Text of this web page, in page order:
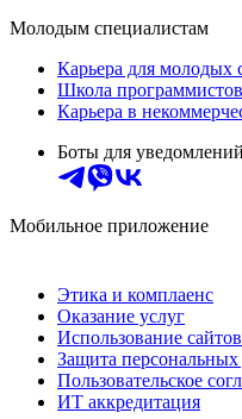
Молодым специалистам
Карьера для молодых
Школа программистов
Карьера в
Боты для уведомлений
Мобильное приложение
Этика и комплаенс
Оказание услуг
Использование сайтов
Защита
Пользовательское
ИТ аккредитация